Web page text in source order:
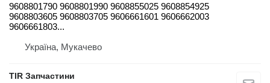
9608801790 9608801990 9608855025 9608854925
9608803605 9608803705 9606661601 9606662003
9606661803...
Україна, Мукачево
TIR Запчастини